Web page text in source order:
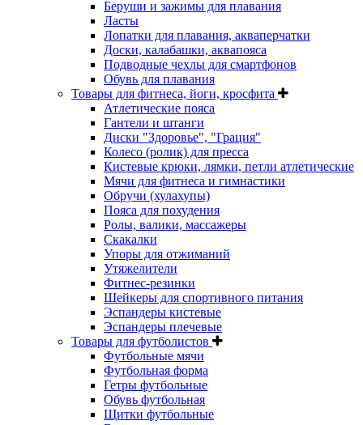
Беруши и зажимы для плавания
Ласты
Лопатки для плавания, акваперчатки
Доски, калабашки, аквапояса
Подводные чехлы для смартфонов
Обувь для плавания
Товары для фитнеса, йоги, кросфита
Атлетические пояса
Гантели и штанги
Диски "Здоровье", "Грация"
Колесо (ролик) для пресса
Кистевые крюки, лямки, петли атлетические
Мячи для фитнеса и гимнастики
Обручи (хулахупы)
Пояса для похудения
Ролы, валики, массажеры
Скакалки
Упоры для отжиманий
Утяжелители
Фитнес-резинки
Шейкеры для спортивного питания
Эспандеры кистевые
Эспандеры плечевые
Товары для футболистов
Футбольные мячи
Футбольная форма
Гетры футбольные
Обувь футбольная
Щитки футбольные